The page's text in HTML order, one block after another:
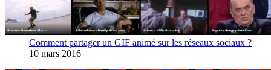
Comment partager un GIF animé sur les réseaux sociaux ?
10 mars 2016